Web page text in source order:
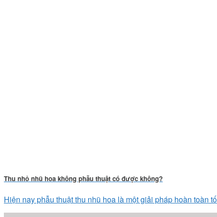
Thu nhỏ nhũ hoa không phẫu thuật có được không?
Hiện nay phẫu thuật thu nhũ hoa là một giải pháp hoàn toàn